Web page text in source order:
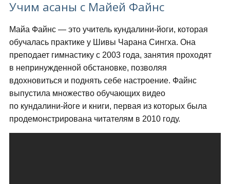
Учим асаны с Майей Файнс
Майа Файнс — это учитель кундалини-йоги, которая
обучалась практике у Шивы Чарана Сингха. Она
преподает гимнастику с 2003 года, занятия проходят
в непринужденной обстановке, позволяя
вдохновиться и поднять себе настроение. Файнс
выпустила множество обучающих видео
по кундалини-йоге и книги, первая из которых была
продемонстрирована читателям в 2010 году.